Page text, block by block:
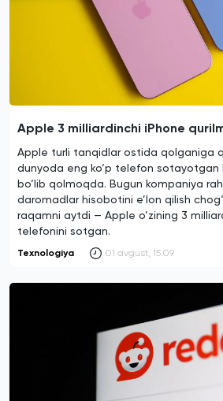
Apple 3 milliardinchi iPhone
Apple turli tanqidlar ostida qolganiga
dunyoda eng ko‘p telefon sotayotgan
bo‘lib qolmoqda. Bugun kompaniya
daromadlar hisobotini e’lon qilish
raqamni aytdi — Apple o‘zining 3
telefonini sotgan.
Texnologiya 01 avgust, 15:09